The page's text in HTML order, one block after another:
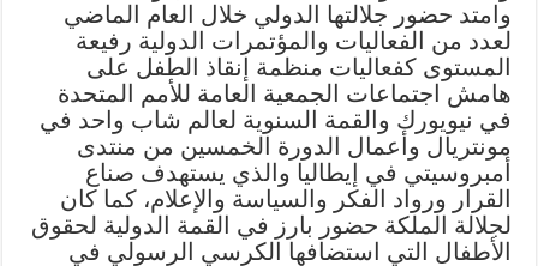
وامتد حضور جلالتها الدولي خلال العام الماضي
لعدد من الفعاليات والمؤتمرات الدولية رفيعة
المستوى كفعاليات منظمة إنقاذ الطفل على
هامش اجتماعات الجمعية العامة للأمم المتحدة
في نيويورك والقمة السنوية لعالم شاب واحد في
مونتريال وأعمال الدورة الخمسين من منتدى
أمبروسيتي في إيطاليا والذي يستهدف صناع
القرار ورواد الفكر والسياسة والإعلام، كما كان
لجلالة الملكة حضور بارز في القمة الدولية لحقوق
الأطفال التي استضافها الكرسي الرسولي في